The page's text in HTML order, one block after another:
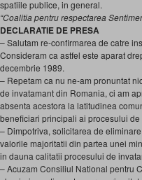
spatiile publice, in general.
“Coalitia pentru respectarea
DECLARATIE DE PRESA
– Salutam re-confirmarea de catre
Consideram ca astfel este aparat
decembrie 1989.
– Repetam ca nu ne-am pronuntat
de invatamant din Romania, ci am
absenta acestora la latitudinea
beneficiari principali ai procesului de
– Dimpotriva, solicitarea de
valorile majoritatii din partea unei
in dauna calitatii procesului de
– Acuzam Consiliul National pentru